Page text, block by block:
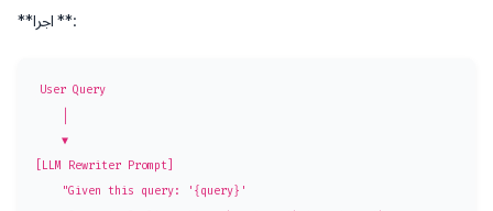
**اجرا **:
User Query
[LLM Rewriter Prompt]